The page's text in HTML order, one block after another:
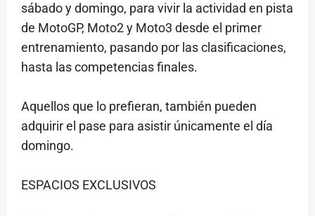
sábado y domingo, para vivir la actividad en pista
de MotoGP, Moto2 y Moto3 desde el primer
entrenamiento, pasando por las clasificaciones,
hasta las competencias finales.
Aquellos que lo prefieran, también pueden
adquirir el pase para asistir únicamente el día
domingo.
ESPACIOS EXCLUSIVOS